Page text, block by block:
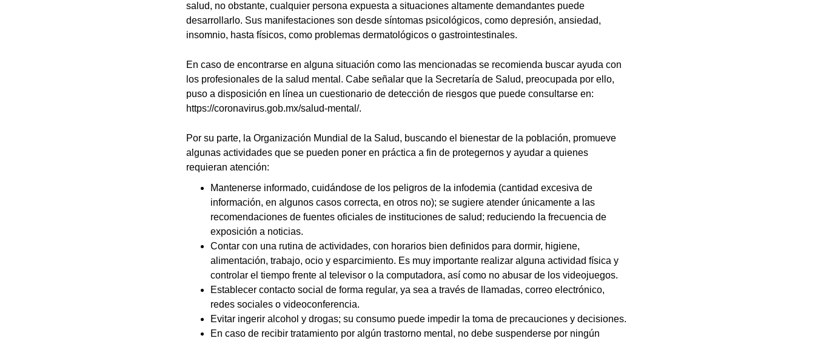
salud, no obstante, cualquier persona expuesta a situaciones altamente demandantes puede
desarrollarlo. Sus manifestaciones son desde síntomas psicológicos, como depresión, ansiedad,
insomnio, hasta físicos, como problemas dermatológicos o gastrointestinales.
En caso de encontrarse en alguna situación como las mencionadas se recomienda buscar ayuda con
los profesionales de la salud mental. Cabe señalar que la Secretaría de Salud, preocupada por ello,
puso a disposición en línea un cuestionario de detección de riesgos que puede consultarse en:
https://coronavirus.gob.mx/salud-mental/.
Por su parte, la Organización Mundial de la Salud, buscando el bienestar de la población, promueve
algunas actividades que se pueden poner en práctica a fin de protegernos y ayudar a quienes
requieran atención:
Mantenerse informado, cuidándose de los peligros de la infodemia (cantidad excesiva de
información, en algunos casos correcta, en otros no); se sugiere atender únicamente a las
recomendaciones de fuentes oficiales de instituciones de salud; reduciendo la frecuencia de
exposición a noticias.
Contar con una rutina de actividades, con horarios bien definidos para dormir, higiene,
alimentación, trabajo, ocio y esparcimiento. Es muy importante realizar alguna actividad física y
controlar el tiempo frente al televisor o la computadora, así como no abusar de los videojuegos.
Establecer contacto social de forma regular, ya sea a través de llamadas, correo electrónico,
redes sociales o videoconferencia.
Evitar ingerir alcohol y drogas; su consumo puede impedir la toma de precauciones y decisiones.
En caso de recibir tratamiento por algún trastorno mental, no debe suspenderse por ningún